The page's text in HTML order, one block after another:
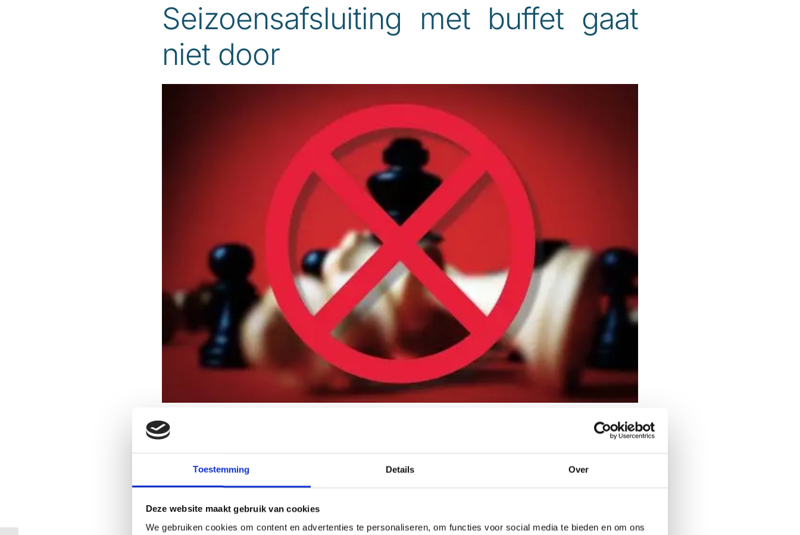
Toestemming Details Over
Deze website maakt gebruik van cookies
We gebruiken cookies om content en advertenties te personaliseren, om functies voor social media te bieden en om ons
Seizoensafsluiting met buffet gaat
niet door
Wanneer
27 juni 2026
16:00 - 21:00